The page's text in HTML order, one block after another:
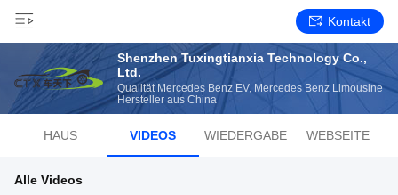
Kontakt
Shenzhen Tuxingtianxia Technology Co.,
Ltd.
Qualität Mercedes Benz EV, Mercedes Benz Limousine
Hersteller aus China
HAUS VIDEOS WIEDERGABE WEBSEITE
Alle Videos